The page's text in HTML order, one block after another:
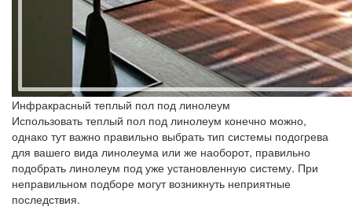
Инфракрасный теплый пол под линолеум
Использовать теплый пол под линолеум конечно можно,
однако тут важно правильно выбрать тип системы подогрева
для вашего вида линолеума или же наоборот, правильно
подобрать линолеум под уже установленную систему. При
неправильном подборе могут возникнуть неприятные
последствия.